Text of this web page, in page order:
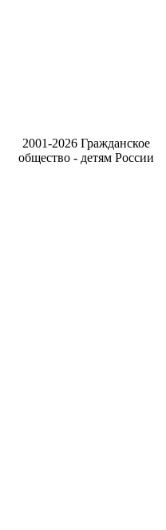
2001-2026 Гражданское
общество - детям России